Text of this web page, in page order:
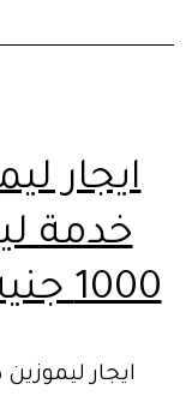
ايجار
خدمة
1000 جنيه فقط | احجز الان!
ايجار